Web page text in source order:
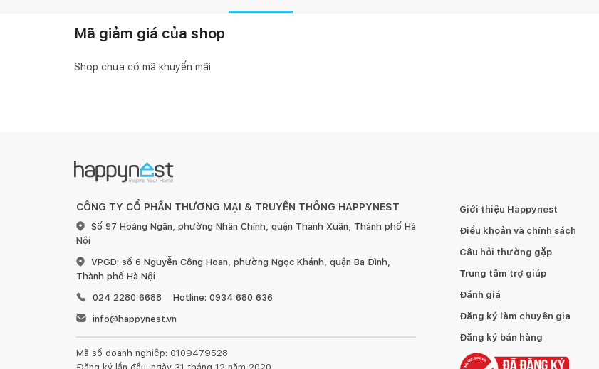
Mã giảm giá của shop
Shop chưa có mã khuyến mãi
CÔNG TY CỔ PHẦN THƯƠNG MẠI & TRUYỀN THÔNG HAPPYNEST
Số 97 Hoàng Ngân, phường Nhân Chính, quận Thanh Xuân, Thành phố Hà
Nội
VPGD: số 6 Nguyễn Công Hoan, phường Ngọc Khánh, quận Ba Đình,
Thành phố Hà Nội
024 2280 6688
Hotline: 0934 680 636
info@happynest.vn
Mã số doanh nghiệp: 0109479528
Giới thiệu Happynest
Điều khoản và chính sách
Câu hỏi thường gặp
Trung tâm trợ giúp
Đánh giá
Đăng ký làm chuyên gia
Đăng ký bán hàng